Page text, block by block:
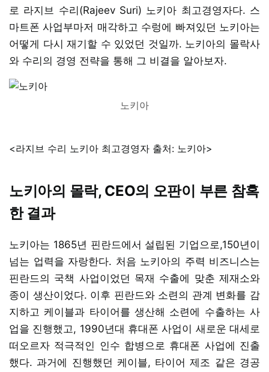
로 라지브 수리(Rajeev Suri) 노키아 최고경영자다. 스
마트폰 사업부마저 매각하고 수렁에 빠져있던 노키아는
어떻게 다시 재기할 수 있었던 것일까. 노키아의 몰락사
와 수리의 경영 전략을 통해 그 비결을 알아보자.
노키아
<라지브 수리 노키아 최고경영자 출처: 노키아>
노키아의 몰락, CEO의 오판이 부른 참혹
한 결과
노키아는 1865년 핀란드에서 설립된 기업으로,150년이
넘는 업력을 자랑한다. 처음 노키아의 주력 비즈니스는
핀란드의 국책 사업이었던 목재 수출에 맞춘 제재소와
종이 생산이었다. 이후 핀란드와 소련의 관계 변화를 감
지하고 케이블과 타이어를 생산해 소련에 수출하는 사
업을 진행했고, 1990년대 휴대폰 사업이 새로운 대세로
떠오르자 적극적인 인수 합병으로 휴대폰 사업에 진출
했다. 과거에 진행했던 케이블, 타이어 제조 같은 경공